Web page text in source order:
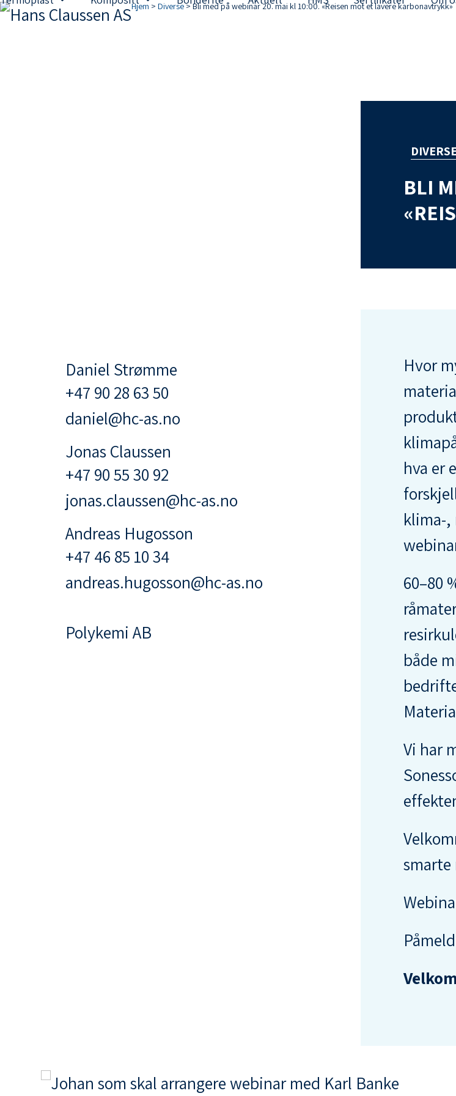
Skip
Hjem > Diverse>Bli med på webinar 20. mai kl 10:00. «Reisen mot et lavere karbonavtrykk»
DIVERSE
BLI
Daniel Strømme
+47 90 28 63 50
daniel@hc-as.no
Jonas Claussen
+47 90 55 30 92
jonas.claussen@hc-as.no
Andreas Hugosson
+47 46 85 10 34
andreas.hugosson@hc-as.no
Polykemi AB
Hvor
hva er
klima-
60–80
både
Vi har